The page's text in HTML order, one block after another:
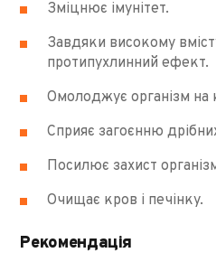
Зміцнює імунітет.
Завдяки високому
протипухлинний ефект.
Омолоджує організм на
Сприяє загоєнню
Посилює захист
Очищає кров і печінку.
Рекомендація